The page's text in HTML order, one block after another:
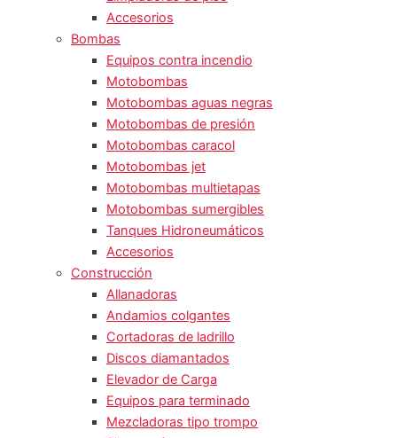
Accesorios
Bombas
Equipos contra incendio
Motobombas
Motobombas aguas negras
Motobombas de presión
Motobombas caracol
Motobombas jet
Motobombas multietapas
Motobombas sumergibles
Tanques Hidroneumáticos
Accesorios
Construcción
Allanadoras
Andamios colgantes
Cortadoras de ladrillo
Discos diamantados
Elevador de Carga
Equipos para terminado
Mezcladoras tipo trompo